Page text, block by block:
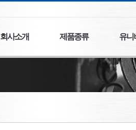
회사소개 제품종류 유니